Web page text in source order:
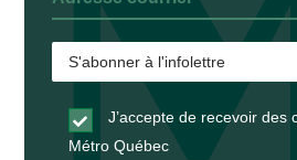
J’accepte de recevoir des
Métro Québec